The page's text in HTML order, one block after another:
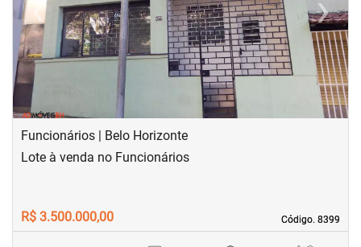
Previous Next
Funcionários | Belo Horizonte
Código. 8399
Código. 8399
Lote à venda no Funcionários
R$ 3.500.000,00